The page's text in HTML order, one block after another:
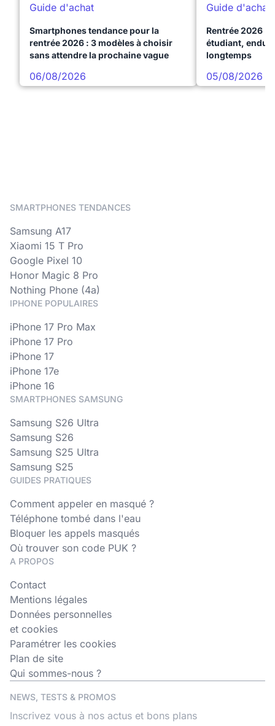
Guide d'achat
Smartphones tendance pour la
rentrée 2026 : 3 modèles à choisir
sans attendre la prochaine vague
06/08/2026
Guide d'achat
Rentrée 2026 :
étudiant,
longtemps
05/08/2026
SMARTPHONES TENDANCES
Samsung A17
Xiaomi 15 T Pro
Google Pixel 10
Honor Magic 8 Pro
Nothing Phone (4a)
IPHONE POPULAIRES
iPhone 17 Pro Max
iPhone 17 Pro
iPhone 17
iPhone 17e
iPhone 16
SMARTPHONES SAMSUNG
Samsung S26 Ultra
Samsung S26
Samsung S25 Ultra
Samsung S25
GUIDES PRATIQUES
Comment appeler en masqué ?
Téléphone tombé dans l'eau
Bloquer les appels masqués
Où trouver son code PUK ?
A PROPOS
Contact
Mentions légales
Données personnelles
et cookies
Paramétrer les cookies
Plan de site
Qui sommes-nous ?
NEWS, TESTS & PROMOS
Inscrivez vous à nos actus et bons plans